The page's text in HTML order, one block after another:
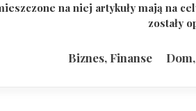
na niej artykuły mają na
zostały
Biznes, Finanse